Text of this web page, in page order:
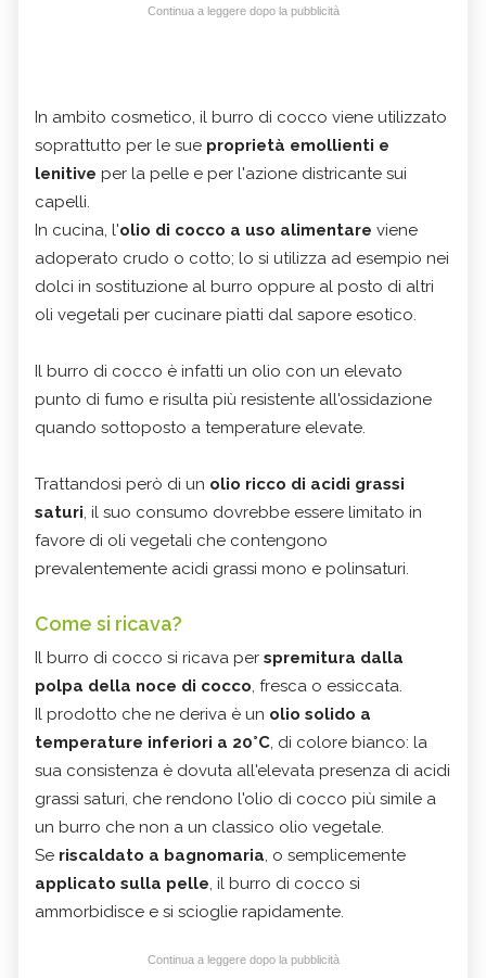
Continua a leggere dopo la pubblicità
In ambito cosmetico, il burro di cocco viene utilizzato
soprattutto per le sue proprietà emollienti e
lenitive per la pelle e per l'azione districante sui
capelli.
In cucina, l'olio di cocco a uso alimentare viene
adoperato crudo o cotto; lo si utilizza ad esempio nei
dolci in sostituzione al burro oppure al posto di altri
oli vegetali per cucinare piatti dal sapore esotico.
Il burro di cocco è infatti un olio con un elevato
punto di fumo e risulta più resistente all'ossidazione
quando sottoposto a temperature elevate.
Trattandosi però di un olio ricco di acidi grassi
saturi, il suo consumo dovrebbe essere limitato in
favore di oli vegetali che contengono
prevalentemente acidi grassi mono e polinsaturi.
Come si ricava?
Il burro di cocco si ricava per spremitura dalla
polpa della noce di cocco, fresca o essiccata.
Il prodotto che ne deriva è un olio solido a
temperature inferiori a 20°C, di colore bianco: la
sua consistenza è dovuta all'elevata presenza di acidi
grassi saturi, che rendono l'olio di cocco più simile a
un burro che non a un classico olio vegetale.
Se riscaldato a bagnomaria, o semplicemente
applicato sulla pelle, il burro di cocco si
ammorbidisce e si scioglie rapidamente.
Continua a leggere dopo la pubblicità